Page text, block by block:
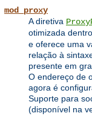
mod_proxy
A diretiva
otimizada
e oferece uma
relação à
presente em
O endereço de
agora é
Suporte para
(disponível na